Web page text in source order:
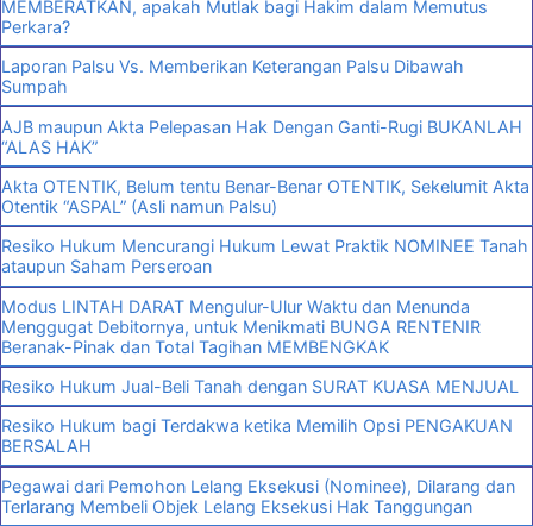
MEMBERATKAN, apakah Mutlak bagi Hakim dalam Memutus
Perkara?
Laporan Palsu Vs. Memberikan Keterangan Palsu Dibawah
Sumpah
AJB maupun Akta Pelepasan Hak Dengan Ganti-Rugi BUKANLAH
“ALAS HAK”
Akta OTENTIK, Belum tentu Benar-Benar OTENTIK, Sekelumit Akta
Otentik “ASPAL” (Asli namun Palsu)
Resiko Hukum Mencurangi Hukum Lewat Praktik NOMINEE Tanah
ataupun Saham Perseroan
Modus LINTAH DARAT Mengulur-Ulur Waktu dan Menunda
Menggugat Debitornya, untuk Menikmati BUNGA RENTENIR
Beranak-Pinak dan Total Tagihan MEMBENGKAK
Resiko Hukum Jual-Beli Tanah dengan SURAT KUASA MENJUAL
Resiko Hukum bagi Terdakwa ketika Memilih Opsi PENGAKUAN
BERSALAH
Pegawai dari Pemohon Lelang Eksekusi (Nominee), Dilarang dan
Terlarang Membeli Objek Lelang Eksekusi Hak Tanggungan